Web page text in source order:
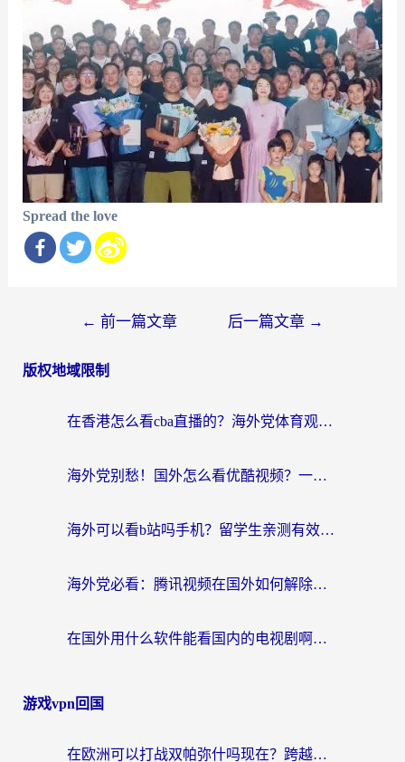
Spread the love
导
← 前一篇文章 后一篇文章 →
版权地域限制
在香港怎么看cba直播的？海外党体育观赛终极指南：告别版权限制，畅享中文解说
海外党别愁！国外怎么看优酷视频？一招解决追剧、看直播难题
海外可以看b站吗手机？留学生亲测有效的回国加速指南
海外党必看：腾讯视频在国外如何解除地域限制？附优酷咪咕使用指南
在国外用什么软件能看国内的电视剧啊？留学生亲测有效的回国加速方案
游戏vpn回国
在欧洲可以打战双帕弥什吗现在？跨越延迟墙的实战指南